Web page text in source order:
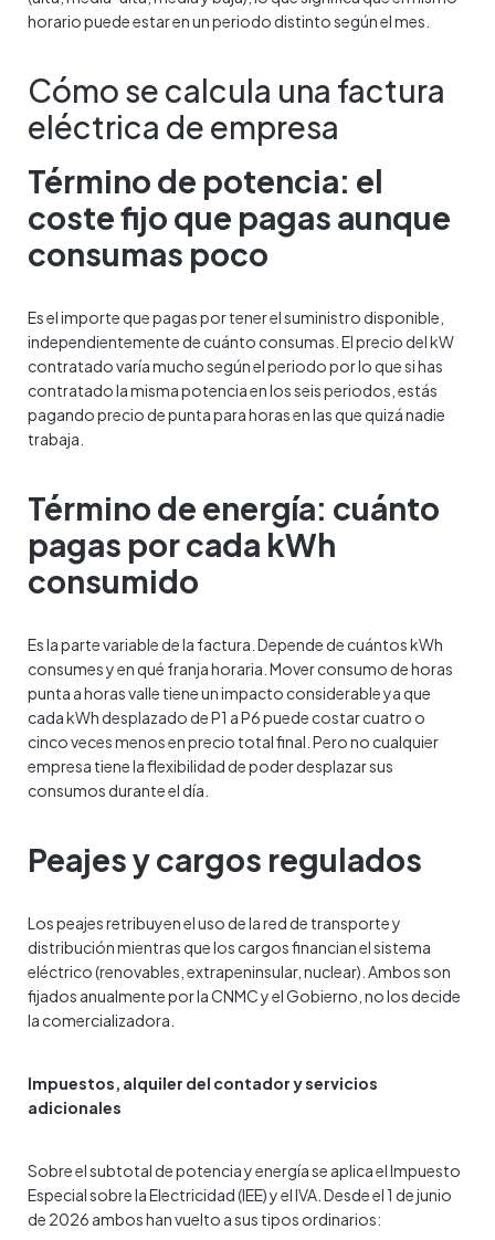
horario puede estar en un periodo distinto según el mes.
Cómo se calcula una factura
eléctrica de empresa
Término de potencia: el
coste fijo que pagas aunque
consumas poco
Es el importe que pagas por tener el suministro disponible,
independientemente de cuánto consumas. El precio del kW
contratado varía mucho según el periodo por lo que si has
contratado la misma potencia en los seis periodos, estás
pagando precio de punta para horas en las que quizá nadie
trabaja.
Término de energía: cuánto
pagas por cada kWh
consumido
Es la parte variable de la factura. Depende de cuántos kWh
consumes y en qué franja horaria. Mover consumo de horas
punta a horas valle tiene un impacto considerable ya que
cada kWh desplazado de P1 a P6 puede costar cuatro o
cinco veces menos en precio total final. Pero no cualquier
empresa tiene la flexibilidad de poder desplazar sus
consumos durante el día.
Peajes y cargos regulados
Los peajes retribuyen el uso de la red de transporte y
distribución mientras que los cargos financian el sistema
eléctrico (renovables, extrapeninsular, nuclear). Ambos son
fijados anualmente por la CNMC y el Gobierno, no los decide
la comercializadora.
Impuestos, alquiler del contador y servicios
adicionales
Sobre el subtotal de potencia y energía se aplica el Impuesto
Especial sobre la Electricidad (IEE) y el IVA. Desde el 1 de junio
de 2026 ambos han vuelto a sus tipos ordinarios: